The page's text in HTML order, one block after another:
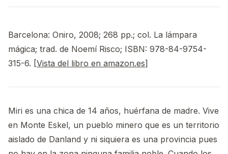
Barcelona: Oniro, 2008; 268 pp.; col. La lámpara
mágica; trad. de Noemí Risco; ISBN: 978-84-9754-
315-6. [Vista del libro en amazon.es]
Miri es una chica de 14 años, huérfana de madre. Vive
en Monte Eskel, un pueblo minero que es un territorio
aislado de Danland y ni siquiera es una provincia pues